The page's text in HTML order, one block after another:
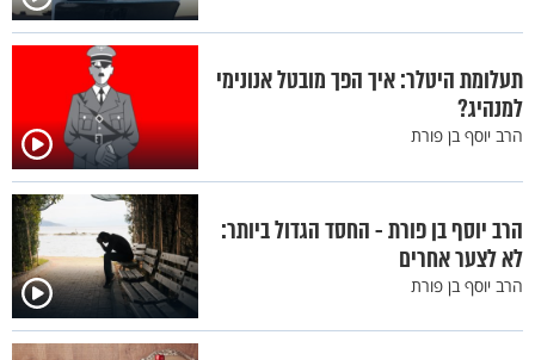
תעלומת היטלר: איך הפך מובטל אנונימי
למנהיג?
הרב יוסף בן פורת
הרב יוסף בן פורת - החסד הגדול ביותר:
לא לצער אחרים
הרב יוסף בן פורת